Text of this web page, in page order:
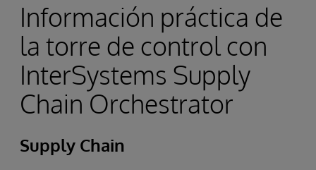
Información práctica de
la torre de control con
InterSystems Supply
Chain Orchestrator
Supply Chain